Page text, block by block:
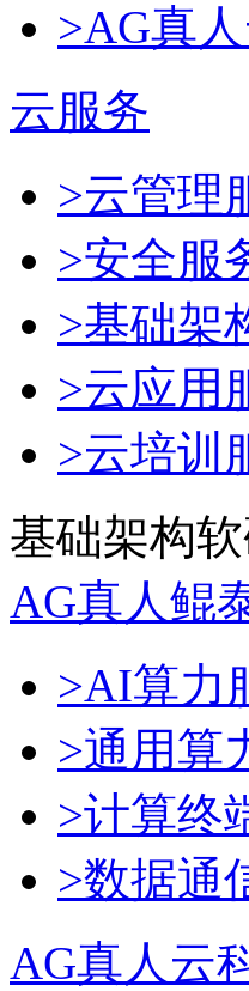
>AG真
云服务
>云管理
>安全服
>基础架
>云应用
>云培训
基础架构
AG真人鲲
>AI算力
>通用算
>计算终
>数据通
AG真人云